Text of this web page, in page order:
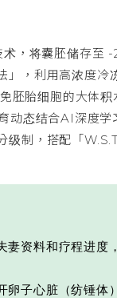
，将囊胚储存至
，利用高浓度
胎细胞的大体积
动态结合AI深度
制，搭配「
资料和疗程进
子心脏（纺锤体